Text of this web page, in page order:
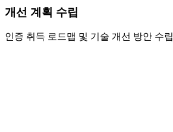
개선 계획 수립
인증 취득 로드맵 및 기술 개선 방안 수립